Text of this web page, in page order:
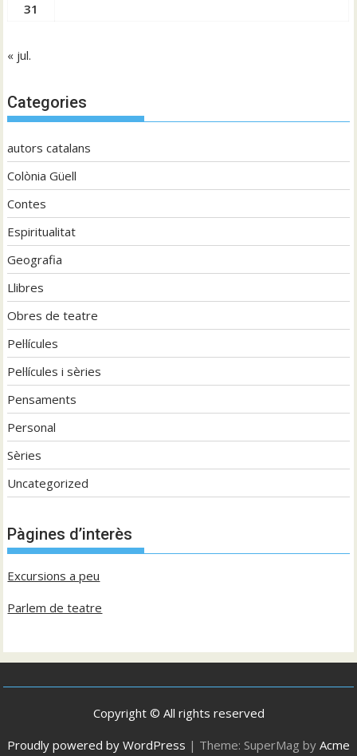
31
« jul.
Categories
autors catalans
Colònia Güell
Contes
Espiritualitat
Geografia
Llibres
Obres de teatre
Pel·lícules
Pel·lícules i sèries
Pensaments
Personal
Sèries
Uncategorized
Pàgines d’interès
Excursions a peu
Parlem de teatre
Copyright © All rights reserved
Proudly powered by WordPress | Theme: SuperMag by Acme